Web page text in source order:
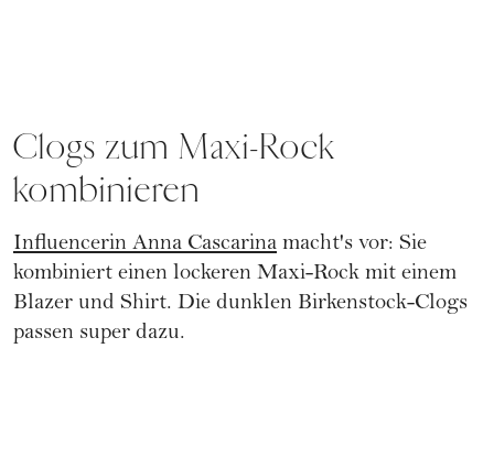
Clogs zum Maxi-Rock
kombinieren
Influencerin Anna Cascarina macht's vor: Sie
kombiniert einen lockeren Maxi-Rock mit einem
Blazer und Shirt. Die dunklen Birkenstock-Clogs
passen super dazu.